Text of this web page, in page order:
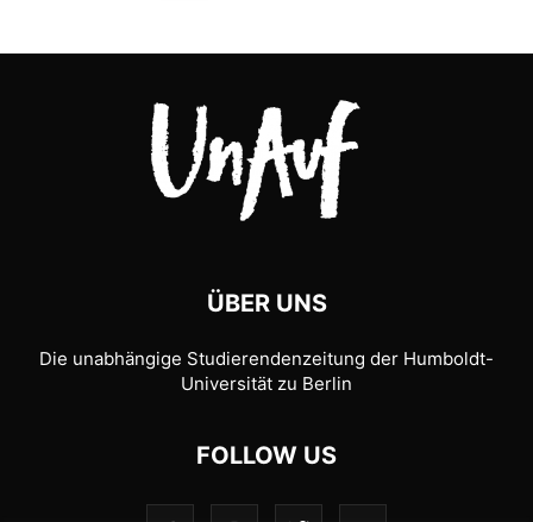
ÜBER UNS
Die unabhängige Studierendenzeitung der Humboldt-
Universität zu Berlin
FOLLOW US